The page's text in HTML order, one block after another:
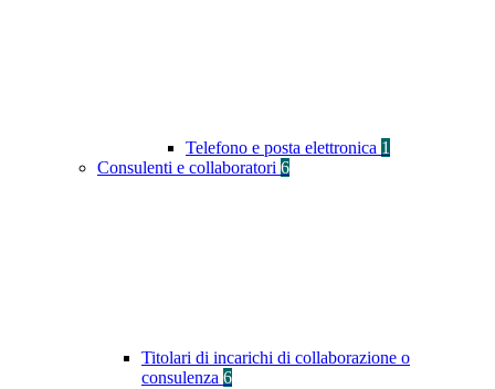
Telefono e posta elettronica 1
Consulenti e collaboratori 6
Titolari di incarichi di collaborazione o
consulenza 6